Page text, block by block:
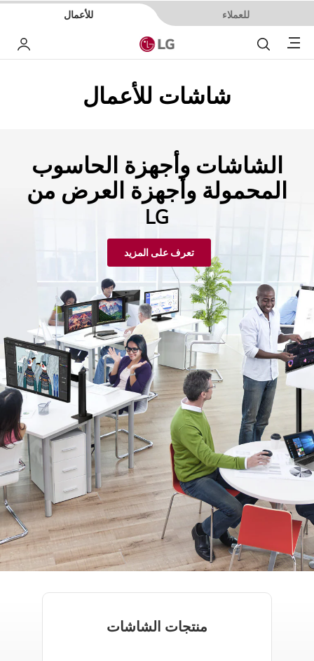
للعملاء للأعمال
Menu
شاشات للأعمال
الشاشات وأجهزة الحاسوب
المحمولة وأجهزة العرض من
LG
تعرف على المزيد
منتجات الشاشات